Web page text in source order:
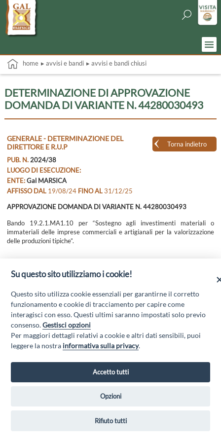
home ▸ avvisi e bandi ▸ avvisi e bandi chiusi
DETERMINAZIONE DI APPROVAZIONE
DOMANDA DI VARIANTE N. 44280030493
Torna indietro
GENERALE - DETERMINAZIONE DEL
DIRETTORE E R.U.P
PUB. N. 2024/38
LUOGO DI ESECUZIONE:
ENTE:Gal MARSICA
AFFISSO DAL 19/08/24 FINO AL31/12/25
APPROVAZIONE DOMANDA DI VARIANTE N. 44280030493
Bando 19.2.1.MA1.10 per “Sostegno agli investimenti materiali o
immateriali delle imprese commerciali e artigianali per la valorizzazione
delle produzioni tipiche”.
Scarica l'allegato
GAL MARSICA Via XX Settembre, 51 - 67051 Avezzano (AQ) - P.Iva
Su questo sito utilizziamo i cookie!
Questo sito utilizza cookie essenziali per garantirne il corretto
funzionamento e cookie di tracciamento per capire come
interagisci con esso. Questi ultimi saranno impostati solo previo
consenso.Gestisci opzioni
Per maggiori dettagli relativi a cookie e altri dati sensibili, puoi
leggere la nostra informativa sulla privacy.
Accetto tutti
Opzioni
Rifiuto tutti